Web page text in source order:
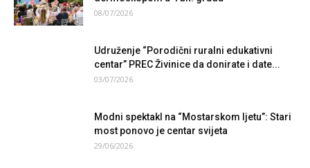
08/07/2026
Udruženje “Porodični ruralni edukativni
centar” PREC Živinice da donirate i date...
03/07/2026
Modni spektakl na “Mostarskom ljetu”: Stari
most ponovo je centar svijeta
29/06/2026